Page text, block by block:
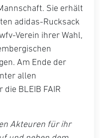
Sie erhält
adidas-Rucksack
Verein ihrer Wahl,
Am Ende der
allen
BLEIB FAIR
Akteuren für ihr